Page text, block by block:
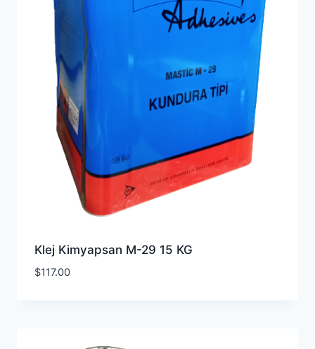
Klej Kimyapsan M-29 15 KG
$117.00